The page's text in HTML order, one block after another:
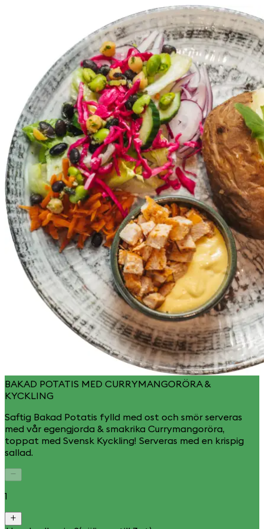
BAKAD POTATIS MED CURRYMANGORÖRA &
KYCKLING
Saftig Bakad Potatis fylld med ost och smör serveras
med vår egengjorda & smakrika Currymangoröra,
toppat med Svensk Kyckling! Serveras med en krispig
sallad.
1